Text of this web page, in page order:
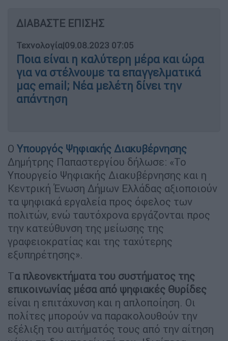
ΔΙΑΒΑΣΤΕ ΕΠΙΣΗΣ
Τεχνολογία|09.08.2023 07:05
Ποια είναι η καλύτερη μέρα και ώρα
για να στέλνουμε τα επαγγελματικά
μας email; Νέα μελέτη δίνει την
απάντηση
Ο Υπουργός Ψηφιακής Διακυβέρνησης
Δημήτρης Παπαστεργίου δήλωσε: «Το
Υπουργείο Ψηφιακής Διακυβέρνησης και η
Κεντρική Ένωση Δήμων Ελλάδας αξιοποιούν
τα ψηφιακά εργαλεία προς όφελος των
πολιτών, ενώ ταυτόχρονα εργάζονται προς
την κατεύθυνση της μείωσης της
γραφειοκρατίας και της ταχύτερης
εξυπηρέτησης».
Τα πλεονεκτήματα του συστήματος της
επικοινωνίας μέσα από ψηφιακές Θυρίδες
είναι η επιτάχυνση και η απλοποίηση. Οι
πολίτες μπορούν να παρακολουθούν την
εξέλιξη του αιτήματός τους από την αίτηση